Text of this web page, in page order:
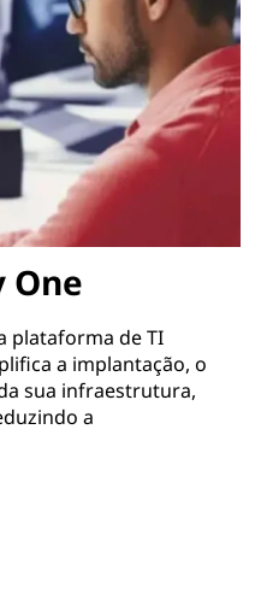
One
plataforma de TI
a implantação, o
sua infraestrutura,
a